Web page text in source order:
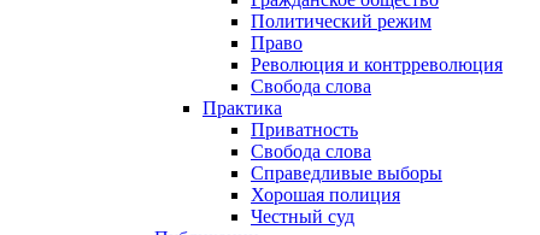
Политический режим
Право
Революция и контрреволюция
Свобода слова
Практика
Приватность
Свобода слова
Справедливые выборы
Хорошая полиция
Честный суд